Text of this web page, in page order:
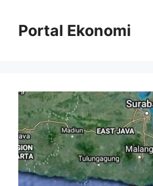
Portal Ekonomi